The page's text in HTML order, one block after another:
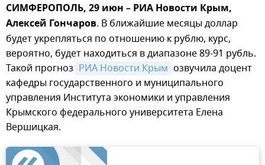
СИМФЕРОПОЛЬ, 29 июн – РИА Новости Крым,
Алексей Гончаров. В ближайшие месяцы доллар
будет укрепляться по отношению к рублю, курс,
вероятно, будет находиться в диапазоне 89-91 рубль.
Такой прогноз РИА Новости Крым озвучила доцент
кафедры государственного и муниципального
управления Института экономики и управления
Крымского федерального университета Елена
Вершицкая.